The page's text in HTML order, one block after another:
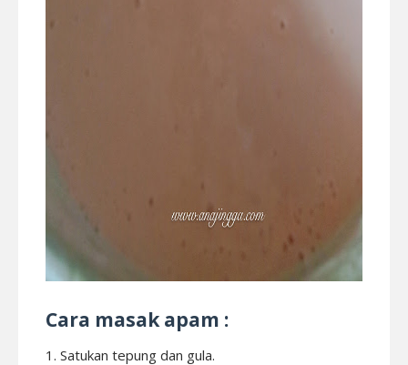
Cara masak apam :
1. Satukan tepung dan gula.